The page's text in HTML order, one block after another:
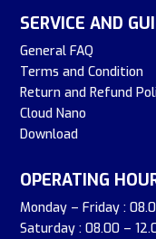
SERVICE AND
General FAQ
Terms and Condition
Return and Refund
Cloud Nano
Download
OPERATING
Monday – Friday :
Saturday : 08.00 –